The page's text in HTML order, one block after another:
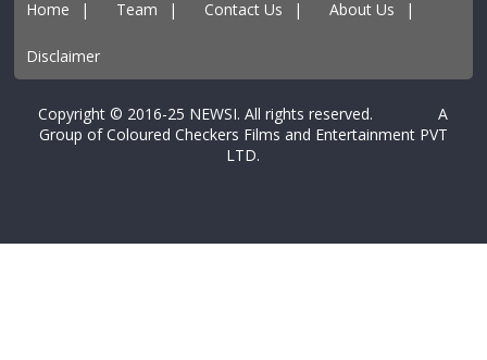
Home | Team | Contact Us | About Us |
Disclaimer
Copyright © 2016-25 NEWSI. All rights reserved. A
Group of Coloured Checkers Films and Entertainment PVT
LTD.